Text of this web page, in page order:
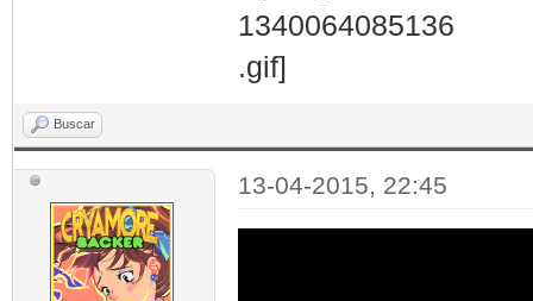
Buscar
13-04-2015, 22:45